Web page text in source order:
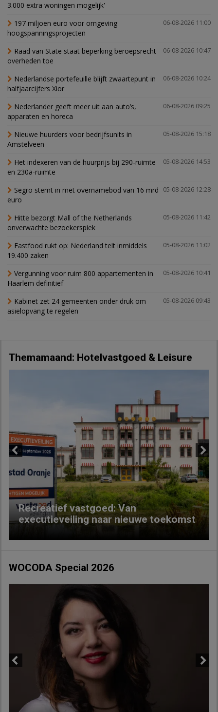
3.000 extra woningen mogelijk'
06-08-2026 11:00
197 miljoen euro voor omgeving
hoogspanningsprojecten
06-08-2026 10:47
Raad van State staat beperking beroepsrecht
overheden toe
06-08-2026 10:24
Nederlandse portefeuille blijft zwaartepunt in
halfjaarcijfers Xior
06-08-2026 09:25
Nederlander geeft meer uit aan auto’s,
apparaten en horeca
05-08-2026 15:18
Nieuwe huurders voor bedrijfsunits in
Amstelveen
05-08-2026 14:53
Het indexeren van de huurprijs bij 290-ruimte
en 230a-ruimte
05-08-2026 12:28
Segro stemt in met overnamebod van 16 mrd
euro
05-08-2026 11:42
Hitte bezorgt Mall of the Netherlands
onverwachte bezoekerspiek
05-08-2026 11:02
Fastfood rukt op: Nederland telt inmiddels
19.400 zaken
05-08-2026 10:41
Vergunning voor ruim 800 appartementen in
Haarlem definitief
05-08-2026 09:43
Kabinet zet 24 gemeenten onder druk om
asielopvang te regelen
Themamaand: Hotelvastgoed & Leisure
Recreatief vastgoed: Van
executieveiling naar nieuwe toekomst
Next
WOCODA Special 2026